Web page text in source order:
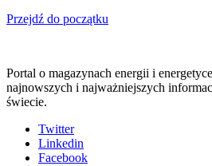
Przejdź do początku
Portal o magazynach energii i
najnowszych i najważniejszych
świecie.
Twitter
Linkedin
Facebook